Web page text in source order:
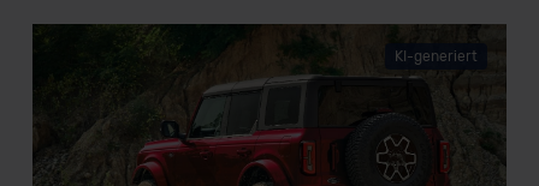
KI-generiert